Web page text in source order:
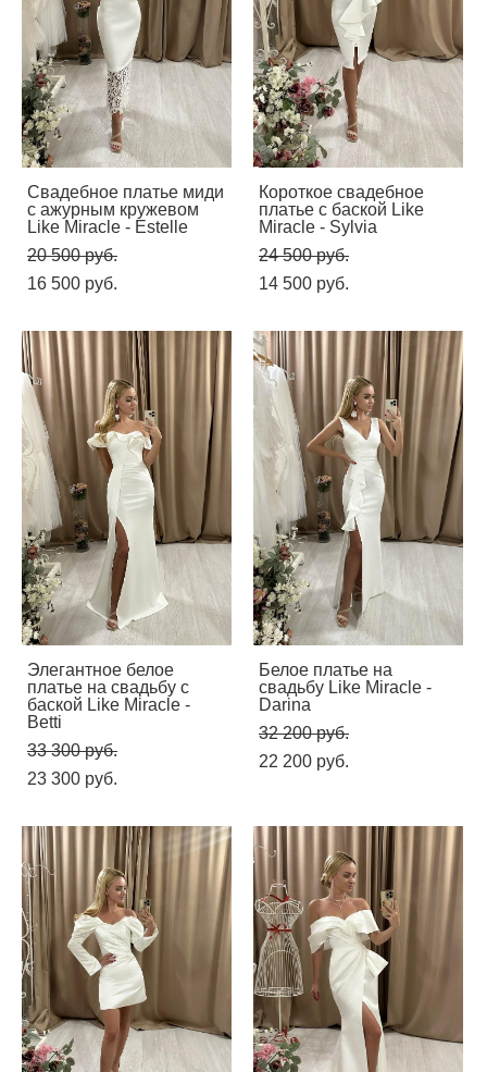
Свадебное платье миди
с ажурным кружевом
Like Miracle - Estelle
20 500 pуб.
16 500 pуб.
Короткое свадебное
платье с баской Like
Miracle - Sylvia
24 500 pуб.
14 500 pуб.
Элегантное белое
платье на свадьбу с
баской Like Miracle -
Betti
33 300 pуб.
23 300 pуб.
Белое платье на
свадьбу Like Miracle -
Darina
32 200 pуб.
22 200 pуб.